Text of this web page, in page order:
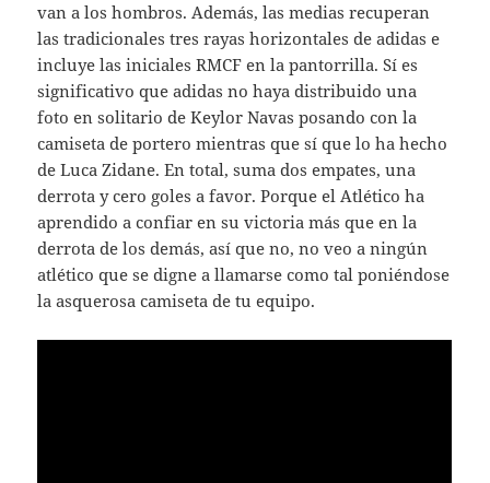
van a los hombros. Además, las medias recuperan
las tradicionales tres rayas horizontales de adidas e
incluye las iniciales RMCF en la pantorrilla. Sí es
significativo que adidas no haya distribuido una
foto en solitario de Keylor Navas posando con la
camiseta de portero mientras que sí que lo ha hecho
de Luca Zidane. En total, suma dos empates, una
derrota y cero goles a favor. Porque el Atlético ha
aprendido a confiar en su victoria más que en la
derrota de los demás, así que no, no veo a ningún
atlético que se digne a llamarse como tal poniéndose
la asquerosa camiseta de tu equipo.